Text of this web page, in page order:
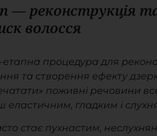
— реконструкція
волосся
процедура для
та створення ефекту
поживні речовини
еластичним, гладким і
стає пухнастим,